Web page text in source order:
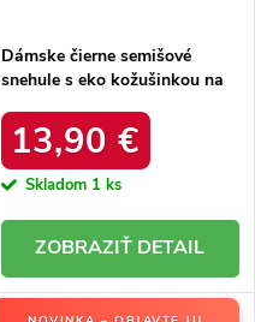
Dámske čierne semišové
snehule s eko kožušinkou na
BLACK
13,90 €
Skladom 1 ks
DETAIL